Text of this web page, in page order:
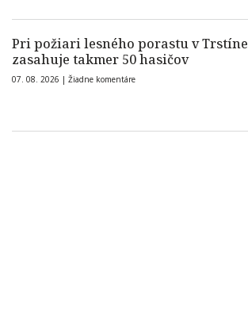
Pri požiari lesného porastu v Trstíne
zasahuje takmer 50 hasičov
07. 08. 2026 | Žiadne komentáre